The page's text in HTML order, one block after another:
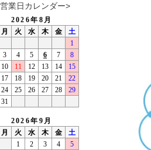
業日カレンダー>